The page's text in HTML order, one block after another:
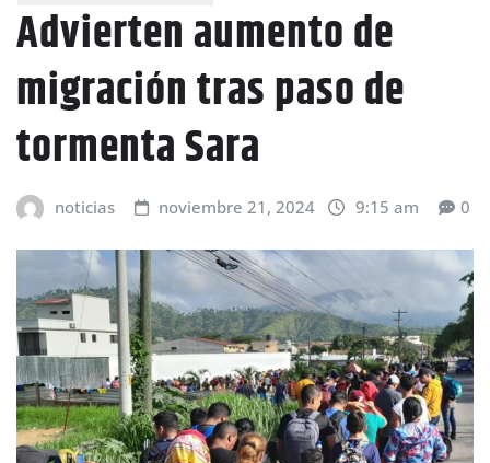
Advierten aumento de
migración tras paso de
tormenta Sara
noticias noviembre 21, 2024 9:15 am 0